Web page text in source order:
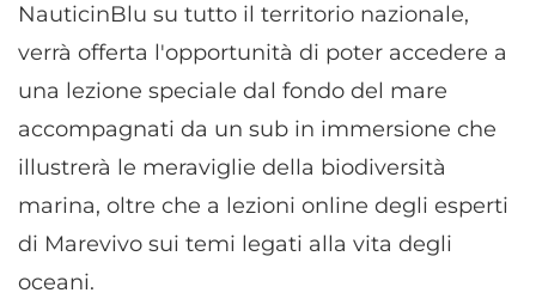
NauticinBlu su tutto il territorio nazionale,
verrà offerta l'opportunità di poter accedere a
una lezione speciale dal fondo del mare
accompagnati da un sub in immersione che
illustrerà le meraviglie della biodiversità
marina, oltre che a lezioni online degli esperti
di Marevivo sui temi legati alla vita degli
oceani.